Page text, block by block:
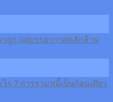
ถูก แต่บรรยากาศหลักล้าน
ร ? การรวมหนี้เป็นก้อนเดียว